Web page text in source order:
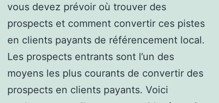
vous devez prévoir où trouver des
prospects et comment convertir ces pistes
en clients payants de référencement local.
Les prospects entrants sont l’un des
moyens les plus courants de convertir des
prospects en clients payants. Voici